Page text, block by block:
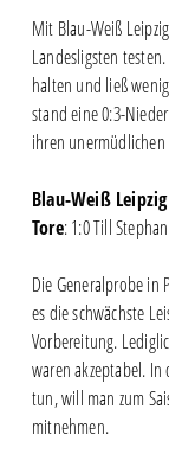
Mit Blau-Weiß
Landesligsten
halten und ließ
stand eine 0:3-
ihren
Blau-Weiß
Tore: 1:0 Till
Die Generalprobe in
es die schwächste
Vorbereitung.
waren akzeptabel.
tun, will man zum
mitnehmen.